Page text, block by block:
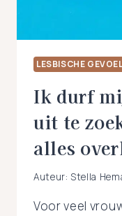
LESBISCHE
Ik durf
uit te
alles
Auteur: Stella
Voor veel